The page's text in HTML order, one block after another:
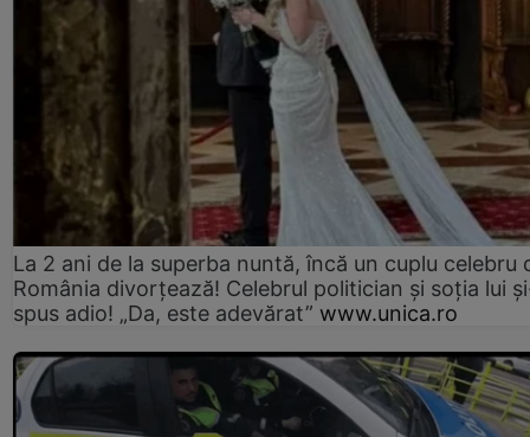
La 2 ani de la superba nuntă, încă un cuplu celebru
România divorțează! Celebrul politician și soția lui
spus adio! „Da, este adevărat” www.unica.ro